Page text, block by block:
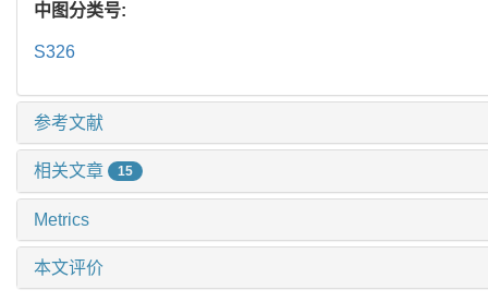
中图分类号:
S326
参考文献
相关文章 15
Metrics
本文评价